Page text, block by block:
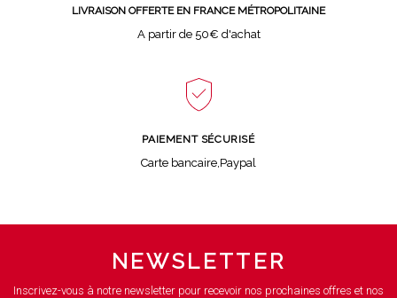
LIVRAISON OFFERTE EN FRANCE MÉTROPOLITAINE
A partir de 50€ d'achat
PAIEMENT SÉCURISÉ
Carte bancaire,Paypal
NEWSLETTER
Inscrivez-vous à notre newsletter pour recevoir nos prochaines offres et nos